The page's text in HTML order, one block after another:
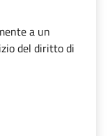
a un
del diritto di